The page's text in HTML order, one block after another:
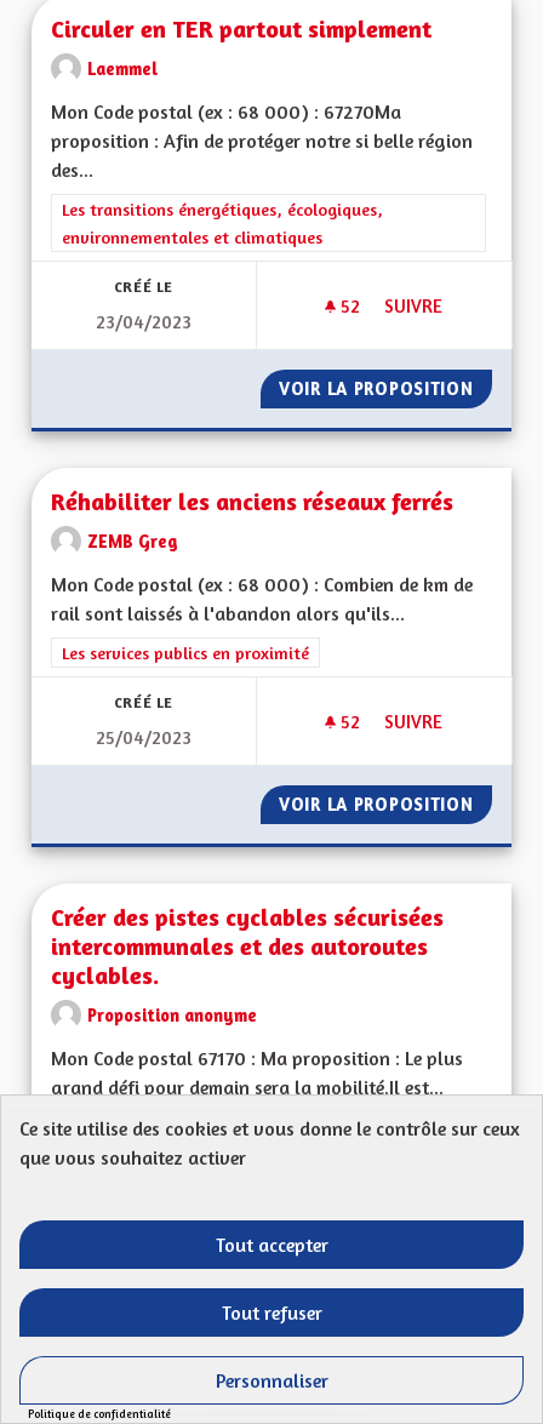
Circuler en TER partout simplement
Laemmel
Mon Code postal (ex : 68 000) : 67270Ma
proposition : Afin de protéger notre si belle région
des...
Filtrer les résultats de la catégorie : Les transitions
Les transitions énergétiques, écologiques,
environnementales et climatiques
CRÉÉ LE
23/04/2023
52 52 ABONNÉS
SUIVRE
VOIR LA PROPOSITION
Réhabiliter les anciens réseaux ferrés
ZEMB Greg
Mon Code postal (ex : 68 000) : Combien de km de
rail sont laissés à l'abandon alors qu'ils...
Filtrer les résultats de la catégorie : Les services publics en
Les services publics en proximité
CRÉÉ LE
25/04/2023
52 52 ABONNÉS
SUIVRE
VOIR LA PROPOSITION
Créer des pistes cyclables sécurisées
intercommunales et des autoroutes
cyclables.
Proposition anonyme
Mon Code postal 67170 : Ma proposition : Le plus
grand défi pour demain sera la mobilité.Il est...
Filtrer les résultats de la catégorie : Les transitions
Les transitions énergétiques, écologiques,
environnementales et climatiques
52 52 ABONNÉS
SUIVRE
CRÉER DES
VOIR LA PROPOSITION
Ce site utilise des cookies et vous donne le contrôle sur ceux
que vous souhaitez activer
Tout accepter
Tout refuser
Personnaliser
Politique de confidentialité